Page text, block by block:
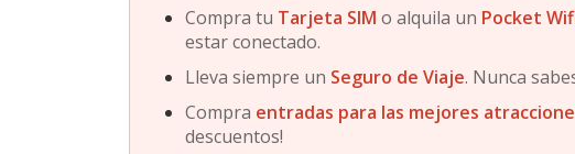
Compra tu Tarjeta SIM o alquila un Pocket
estar conectado.
Lleva siempre un Seguro de Viaje. Nunca
Compra entradas para las mejores
descuentos!